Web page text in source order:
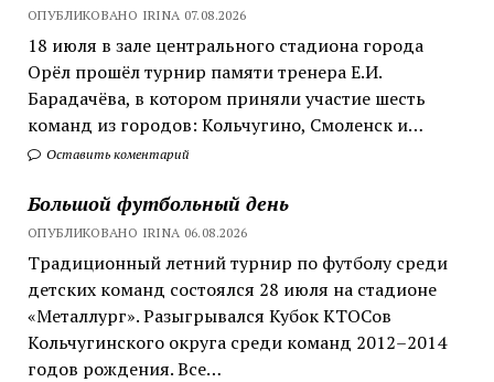
ОПУБЛИКОВАНО IRINA 07.08.2026
18 июля в зале центрального стадиона города
Орёл прошёл турнир памяти тренера Е.И.
Барадачёва, в котором приняли участие шесть
команд из городов: Кольчугино, Смоленск и…
Оставить коментарий
Большой футбольный день
ОПУБЛИКОВАНО IRINA 06.08.2026
Традиционный летний турнир по футболу среди
детских команд состоялся 28 июля на стадионе
«Металлург». Разыгрывался Кубок КТОСов
Кольчугинского округа среди команд 2012–2014
годов рождения. Все…